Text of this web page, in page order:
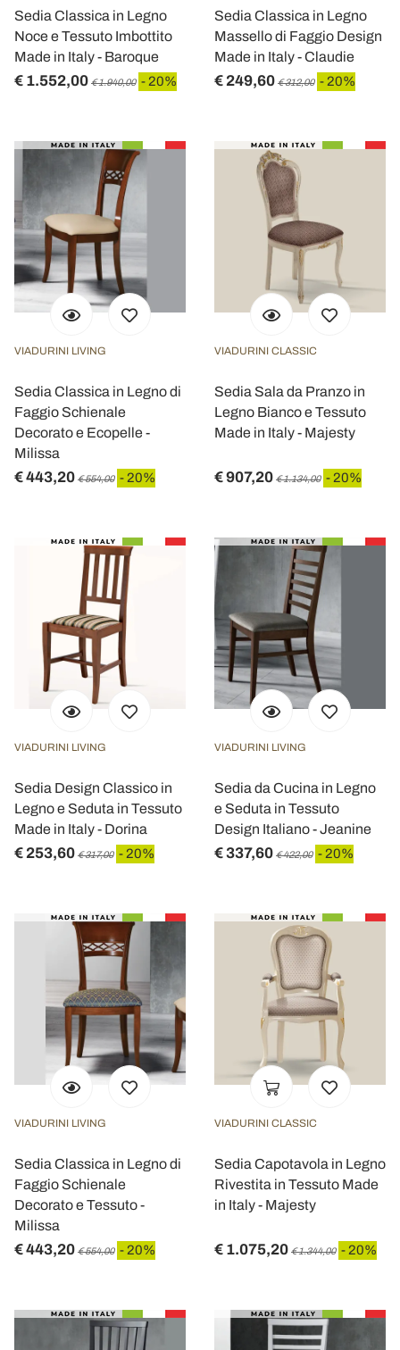
Sedia Classica in Legno
Noce e Tessuto Imbottito
Made in Italy - Baroque
€ 1.552,00 € 1.940,00 - 20%
Sedia Classica in Legno
Massello di Faggio Design
Made in Italy - Claudie
€ 249,60 € 312,00 - 20%
VIADURINI LIVING
Sedia Classica in Legno di
Faggio Schienale
Decorato e Ecopelle -
Milissa
€ 443,20 € 554,00 - 20%
VIADURINI CLASSIC
Sedia Sala da Pranzo in
Legno Bianco e Tessuto
Made in Italy - Majesty
€ 907,20 € 1.134,00 - 20%
VIADURINI LIVING
Sedia Design Classico in
Legno e Seduta in Tessuto
Made in Italy - Dorina
€ 253,60 € 317,00 - 20%
VIADURINI LIVING
Sedia da Cucina in Legno
e Seduta in Tessuto
Design Italiano - Jeanine
€ 337,60 € 422,00 - 20%
VIADURINI LIVING
Sedia Classica in Legno di
Faggio Schienale
Decorato e Tessuto -
Milissa
€ 443,20 € 554,00 - 20%
VIADURINI CLASSIC
Sedia Capotavola in Legno
Rivestita in Tessuto Made
in Italy - Majesty
€ 1.075,20 € 1.344,00 - 20%